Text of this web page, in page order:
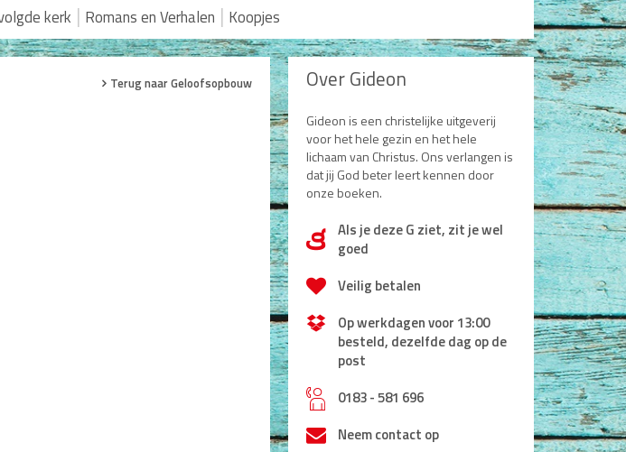
kerk | Romans en Verhalen | Koopjes
Terug naar Geloofsopbouw Over Gideon
Gideon is een christelijke uitgeverij
voor het hele gezin en het hele
lichaam van Christus. Ons verlangen is
dat jij God beter leert kennen door
onze boeken.
dAls je deze G ziet, zit je wel
goed
Veilig betalen
Op werkdagen voor 13:00
besteld, dezelfde dag op de
post
h0183 - 581 696
Neem contact op